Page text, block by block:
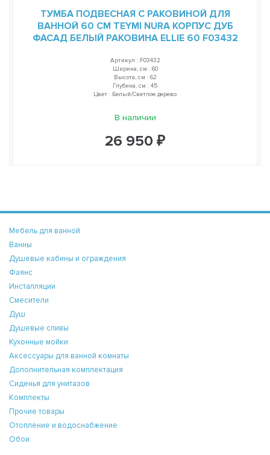
ТУМБА ПОДВЕСНАЯ С РАКОВИНОЙ ДЛЯ
ВАННОЙ 60 СМ TEYMI NURA КОРПУС ДУБ
ФАСАД БЕЛЫЙ РАКОВИНА ELLIE 60 F03432
Артикул : F03432
Ширина, см : 60
Высота, см : 62
Глубина, см : 45
Цвет : Белый/Светлое дерево
В наличии
26 950 ₽
Мебель для ванной
Ванны
Душевые кабины и ограждения
Фаянс
Инсталляции
Смесители
Душ
Душевые сливы
Кухонные мойки
Аксессуары для ванной комнаты
Дополнительная комплектация
Сиденья для унитазов
Комплекты
Прочие товары
Отопление и водоснабжение
Обои